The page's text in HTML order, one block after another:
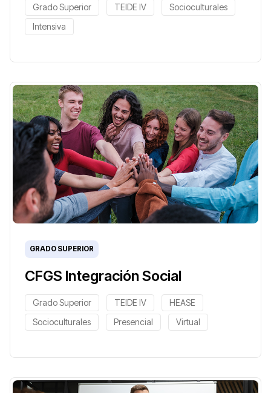
Grado Superior TEIDE IV
Socioculturales
Intensiva
CFGS Integración Social
GRADO SUPERIOR
Grado Superior TEIDE IV
HEASE
Socioculturales
Presencial Virtual